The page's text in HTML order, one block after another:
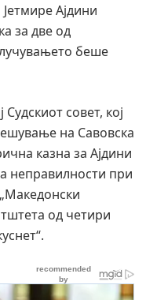
Ајдини
за две од
беше
совет, кој
на Савовска
казна за Ајдини
неправилности при
од четири